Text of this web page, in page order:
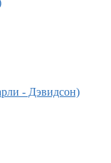
- Дэвидсон)